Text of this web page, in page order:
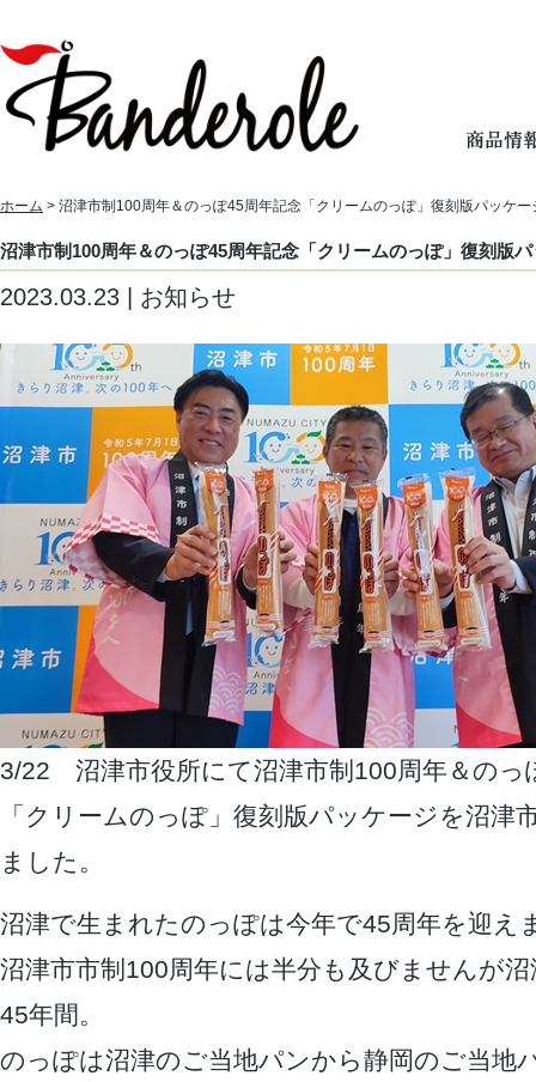
ホーム > 沼津市制100周年＆のっぽ45周年記念「クリームのっぽ」復刻版パッケー
沼津市制100周年＆のっぽ45周年記念「クリームのっぽ」復刻版
2023.03.23 | お知らせ
3/22 沼津市役所にて沼津市制100周年＆のっ
「クリームのっぽ」復刻版パッケージを沼津
ました。
沼津で生まれたのっぽは今年で45周年を迎え
沼津市市制100周年には半分も及びませんが
45年間。
のっぽは沼津のご当地パンから静岡のご当地